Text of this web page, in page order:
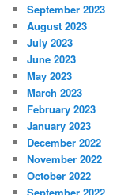
September 2023
August 2023
July 2023
June 2023
May 2023
March 2023
February 2023
January 2023
December 2022
November 2022
October 2022